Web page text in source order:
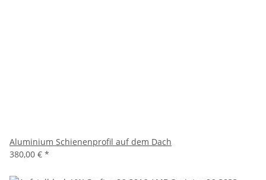
Aluminium Schienenprofil auf dem Dach
380,00 € *